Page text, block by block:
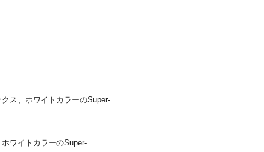
ス、ホワイトカラーのSuper-
ワイトカラーのSuper-